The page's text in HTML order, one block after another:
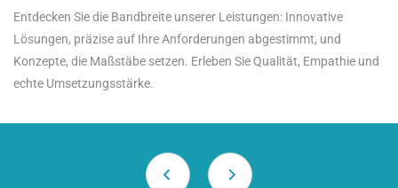
Entdecken Sie die Bandbreite unserer Leistungen: Innovative
Lösungen, präzise auf Ihre Anforderungen abgestimmt, und
Konzepte, die Maßstäbe setzen. Erleben Sie Qualität, Empathie und
echte Umsetzungsstärke.